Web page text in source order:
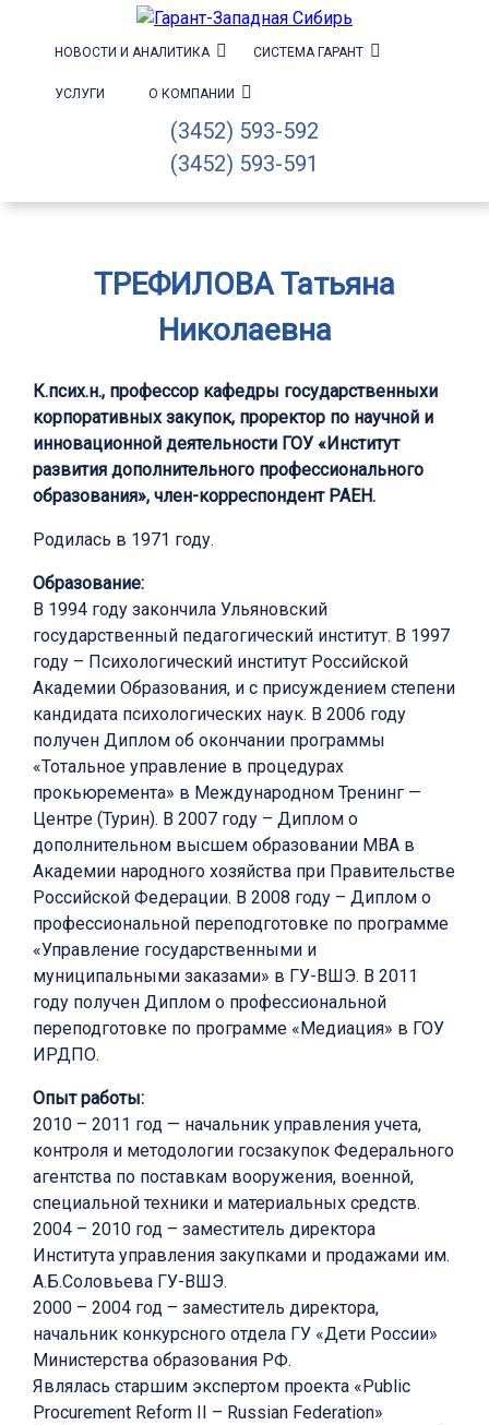
НОВОСТИ И АНАЛИТИКА СИСТЕМА ГАРАНТ
УСЛУГИ О КОМПАНИИ
(3452) 593-592
(3452) 593-591
ТРЕФИЛОВА Татьяна
Николаевна
К.псих.н., профессор кафедры государственныхи
корпоративных закупок, проректор по научной и
инновационной деятельности ГОУ «Институт
развития дополнительного профессионального
образования», член-корреспондент РАЕН.
Родилась в 1971 году.
Образование:
В 1994 году закончила Ульяновский
государственный педагогический институт. В 1997
году – Психологический институт Российской
Академии Образования, и с присуждением степени
кандидата психологических наук. В 2006 году
получен Диплом об окончании программы
«Тотальное управление в процедурах
прокьюремента» в Международном Тренинг —
Центре (Турин). В 2007 году – Диплом о
дополнительном высшем образовании МВА в
Академии народного хозяйства при Правительстве
Российской Федерации. В 2008 году – Диплом о
профессиональной переподготовке по программе
«Управление государственными и
муниципальными заказами» в ГУ-ВШЭ. В 2011
году получен Диплом о профессиональной
переподготовке по программе «Медиация» в ГОУ
ИРДПО.
Опыт работы:
2010 – 2011 год — начальник управления учета,
контроля и методологии госзакупок Федерального
агентства по поставкам вооружения, военной,
специальной техники и материальных средств.
2004 – 2010 год – заместитель директора
Института управления закупками и продажами им.
А.Б.Соловьева ГУ-ВШЭ.
2000 – 2004 год – заместитель директора,
начальник конкурсного отдела ГУ «Дети России»
Министерства образования РФ.
Являлась старшим экспертом проекта «Public
Procurement Reform II – Russian Federation»